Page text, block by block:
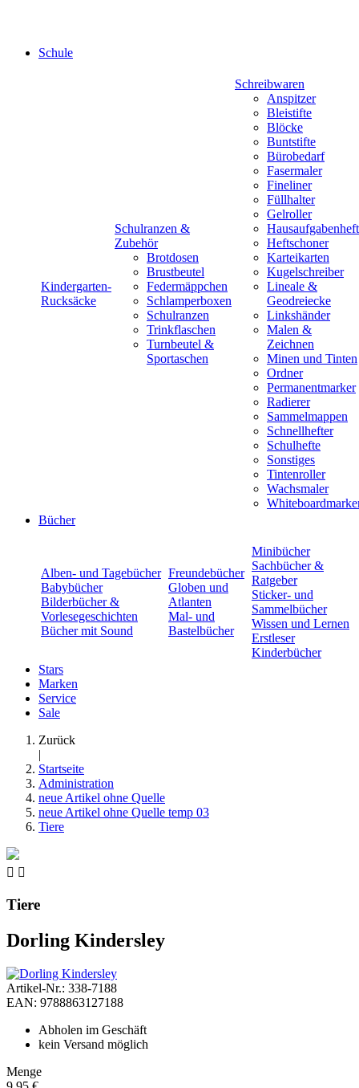
Schule
Kindergarten-
Rucksäcke
Schulranzen &
Zubehör
Brotdosen
Brustbeutel
Federmäppchen
Schlamperboxen
Schulranzen
Trinkflaschen
Turnbeutel &
Sportaschen
Schreibwaren
Anspitzer
Bleistifte
Blöcke
Buntstifte
Bürobedarf
Fasermaler
Fineliner
Füllhalter
Gelroller
Hausaufgabenheft
Heftschoner
Karteikarten
Kugelschreiber
Lineale &
Geodreiecke
Linkshänder
Malen &
Zeichnen
Minen und Tinten
Ordner
Permanentmarker
Radierer
Sammelmappen
Schnellhefter
Schulhefte
Sonstiges
Tintenroller
Wachsmaler
Bücher
Alben- und Tagebücher
Babybücher
Bilderbücher &
Vorlesegeschichten
Bücher mit Sound
Freundebücher
Globen und
Atlanten
Mal- und
Bastelbücher
Minibücher
Sachbücher &
Ratgeber
Sticker- und
Sammelbücher
Wissen und Lernen
Erstleser
Kinderbücher
Stars
Marken
Service
Sale
Zurück
|
Startseite
Administration
neue Artikel ohne Quelle
neue Artikel ohne Quelle temp 03
Tiere
 
Tiere
Dorling Kindersley
Artikel-Nr.: 338-7188
EAN: 9788863127188
Abholen im Geschäft
kein Versand möglich
Menge